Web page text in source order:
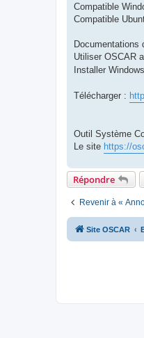
Compatible
Compatible
Documentations
Utiliser OSCAR
Installer
Télécharger :
Outil Système
Le site https://
Répondre
Revenir à «
Site OSCAR